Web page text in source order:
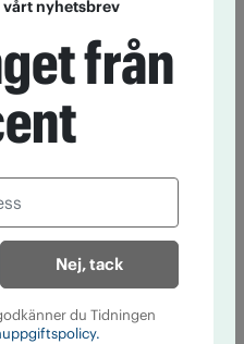
vårt nyhetsbrev
från
Nej, tack
du Tidningen